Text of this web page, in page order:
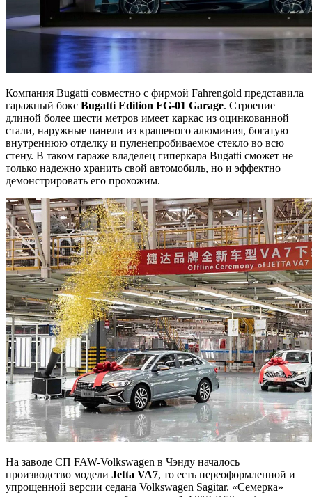
Компания Bugatti совместно с фирмой Fahrengold представила
гаражный бокс Bugatti Edition FG-01 Garage. Строение
длиной более шести метров имеет каркас из оцинкованной
стали, наружные панели из крашеного алюминия, богатую
внутреннюю отделку и пуленепробиваемое стекло во всю
стену. В таком гараже владелец гиперкара Bugatti сможет не
только надежно хранить свой автомобиль, но и эффектно
демонстрировать его прохожим.
На заводе СП FAW-Volkswagen в Чэнду началось
производство модели Jetta VA7, то есть переоформленной и
упрощенной версии седана Volkswagen Sagitar. «Семерка»